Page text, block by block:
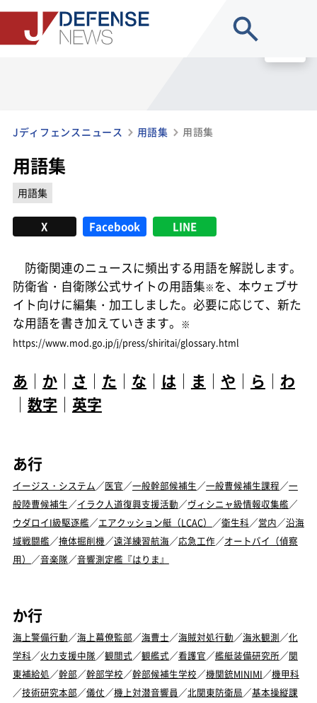
Jディフェンスニュース 用語集 用語集
用語集
用語集
X Facebook LINE
防衛関連のニュースに頻出する用語を解説します。
防衛省・自衛隊公式サイトの用語集※ を、本ウェブサ
イト向けに編集・加工しました。必要に応じて、新た
な用語を書き加えていきます。
※
https://www.mod.go.jp/j/press/shiritai/glossary.html
あ ｜ か｜ さ ｜ た ｜ な ｜ は｜ ま ｜ や ｜ ら ｜ わ
｜ 数字 ｜ 英字
あ行
イージス・システム／医官／一般幹部候補生／一般曹候補生課程／一
般陸曹候補生／イラク人道復興支援活動／ヴィシニャ級情報収集艦／
ウダロイI級駆逐艦／エアクッション艇（LCAC） ／衛生科／営内／沿海
域戦闘艦／掩体掘削機／遠洋練習航海／応急工作／オートバイ（偵察
用） ／音楽隊／音響測定艦『はりま』
か行
海上警備行動／海上幕僚監部／海曹士／海賊対処行動／海氷観測／化
学科／火力支援中隊／観閲式／観艦式／看護官／艦艇装備研究所／関
東補給処／幹部／幹部学校／幹部候補生学校／機関銃MINIMI／機甲科
／技術研究本部／儀仗／機上対潜音響員 ／北関東防衛局／基本操縦課